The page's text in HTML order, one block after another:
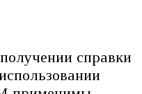
справки